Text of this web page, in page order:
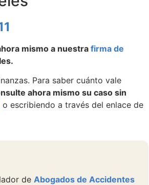
mismo a nuestra firma de
Para saber cuánto vale
ahora mismo su caso sin
o escribiendo a través del enlace de
deAbogados de Accidentes